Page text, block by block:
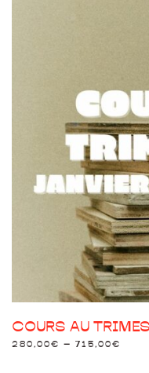
COURS AU
280,00€ – 715,00€